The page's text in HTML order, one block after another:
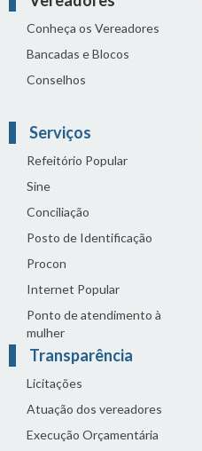
Conheça os Vereadores
Bancadas e Blocos
Conselhos
Serviços
Refeitório Popular
Sine
Conciliação
Posto de Identificação
Procon
Internet Popular
Ponto de atendimento à
mulher
Transparência
Licitações
Atuação dos vereadores
Execução Orçamentária